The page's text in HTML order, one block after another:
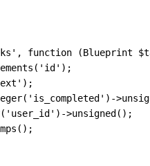
function (Blueprint
>unsigned();